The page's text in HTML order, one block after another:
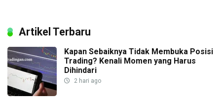
Artikel Terbaru
Kapan Sebaiknya Tidak Membuka Posisi
Trading? Kenali Momen yang Harus
Dihindari
2 hari ago